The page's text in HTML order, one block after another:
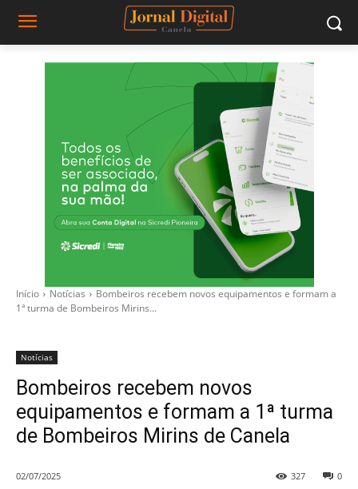
Início Notícias
Bombeiros recebem novos equipamentos e formam a
1ª turma de Bombeiros Mirins...
Notícias
Bombeiros recebem novos
equipamentos e formam a 1ª turma
de Bombeiros Mirins de Canela
02/07/2025 0
327